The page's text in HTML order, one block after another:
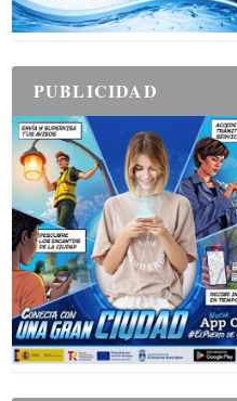
PUBLICIDAD